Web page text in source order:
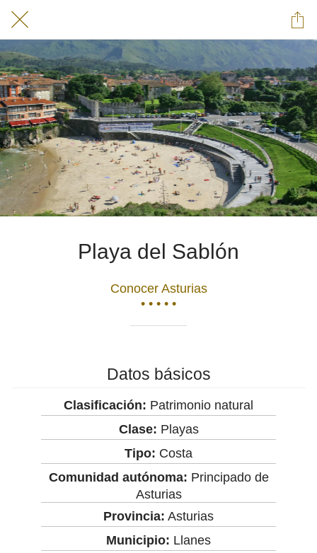
Playa del Sablón
Conocer Asturias
• • • • •
Datos básicos
Clasificación: Patrimonio natural
Clase: Playas
Tipo: Costa
Comunidad autónoma: Principado de
Asturias
Provincia: Asturias
Municipio: Llanes